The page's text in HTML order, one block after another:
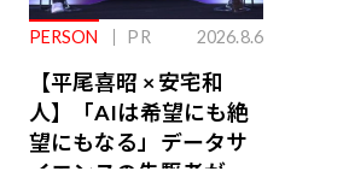
PERSON PR 2026.8.6
【平尾喜昭 × 安宅和
人】「AIは希望にも絶
望にもなる」データサ
イエンスの先駆者が語